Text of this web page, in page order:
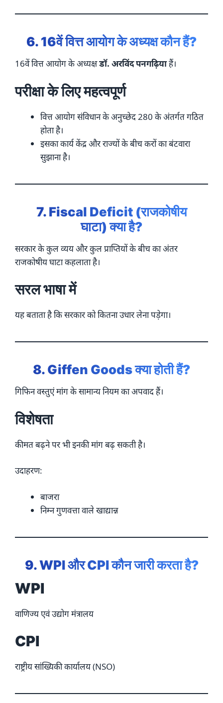
6. 16वें वित्त आयोग के अध्यक्ष कौन हैं?
16वें वित्त आयोग के अध्यक्षडॉ. अरविंद पनगढ़ियाहैं।
परीक्षा के लिए महत्वपूर्ण
वित्त आयोग संविधान के अनुच्छेद 280 के अंतर्गत गठित
होता है।
इसका कार्य केंद्र और राज्यों के बीच करों का बंटवारा
सुझाना है।
7. Fiscal Deficit (राजकोषीय
घाटा) क्या है?
सरकार के कुल व्यय और कुल प्राप्तियों के बीच का अंतर
राजकोषीय घाटा कहलाता है।
सरल भाषा में
यह बताता है कि सरकार को कितना उधार लेना पड़ेगा।
8. Giffen Goods क्या होती हैं?
गिफिन वस्तुएं मांग के सामान्य नियम का अपवाद हैं।
विशेषता
कीमत बढ़ने पर भी इनकी मांग बढ़ सकती है।
उदाहरण:
बाजरा
निम्न गुणवत्ता वाले खाद्यान्न
9. WPI और CPI कौन जारी करता है?
WPI
वाणिज्य एवं उद्योग मंत्रालय
CPI
राष्ट्रीय सांख्यिकी कार्यालय (NSO)